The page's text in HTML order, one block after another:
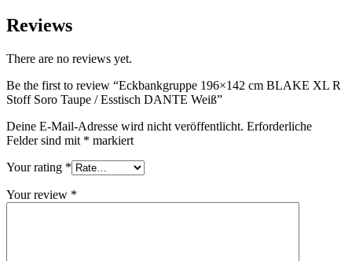
Reviews
There are no reviews yet.
Be the first to review “Eckbankgruppe 196×142 cm BLAKE XL R
Stoff Soro Taupe / Esstisch DANTE Weiß”
Deine E-Mail-Adresse wird nicht veröffentlicht. Erforderliche
Felder sind mit * markiert
Your rating *
Your review *